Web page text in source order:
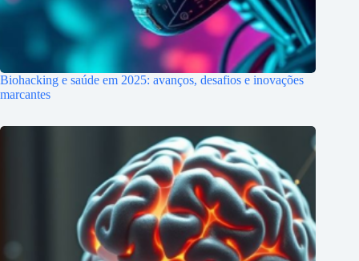
Biohacking e saúde em 2025: avanços, desafios e inovações
marcantes